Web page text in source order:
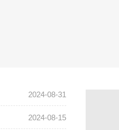
2024-08-31
2024-08-15